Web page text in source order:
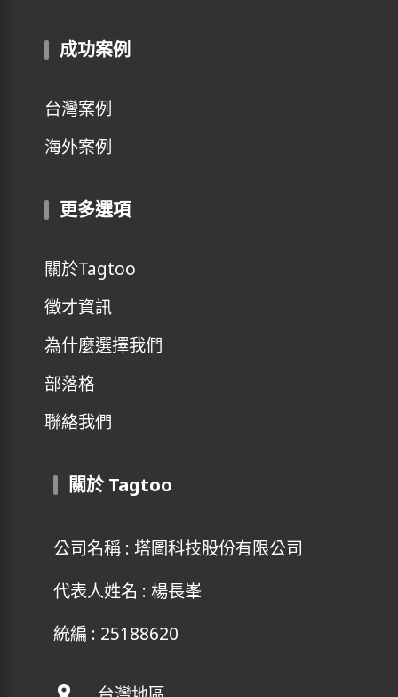
成功案例
台灣案例
海外案例
更多選項
關於Tagtoo
徵才資訊
為什麼選擇我們
部落格
聯絡我們
關於 Tagtoo
公司名稱 : 塔圖科技股份有限公司
代表人姓名 : 楊長峯
統編 : 25188620